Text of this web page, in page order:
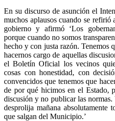
En su discurso de asunción el
muchos aplausos cuando se refirió
gobierno y afirmó ‘Los
porque cuando no somos
hecho y con justa razón. Tenemos
hacernos cargo de aquellas
el Boletín Oficial los vecinos
cosas con honestidad, con
convencidos que tenemos que
de por qué hicimos en el Estado,
discusión y no publicar las
desprolija mañana absolutamente
que salgan del Municipio.’